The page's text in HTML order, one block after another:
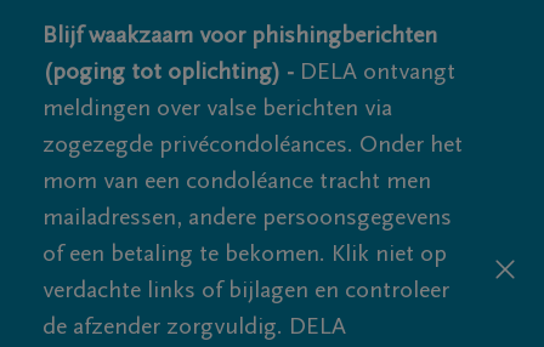
Blijf waakzaam voor phishingberichten
(poging tot oplichting) - DELA ontvangt
meldingen over valse berichten via
zogezegde privécondoléances. Onder het
mom van een condoléance tracht men
mailadressen, andere persoonsgegevens
of een betaling te bekomen. Klik niet op
verdachte links of bijlagen en controleer
de afzender zorgvuldig. DELA